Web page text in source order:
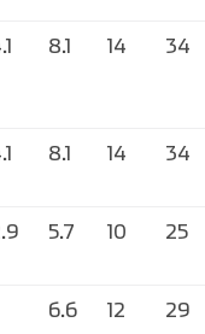
8.1 14 34
8.1 14 34
5.7 10 25
6.6 12 29